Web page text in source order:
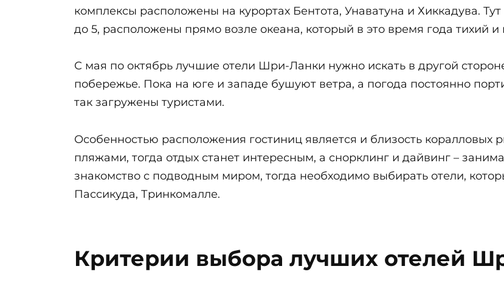
комплексы расположены на курортах Бентота, Унаватуна и Хиккадува.
до 5, расположены прямо возле океана, который в это время года тихий
С мая по октябрь лучшие отели Шри-Ланки нужно искать в другой
побережье. Пока на юге и западе бушуют ветра, а погода постоянно
так загружены туристами.
Особенностью расположения гостиниц является и близость коралловых
пляжами, тогда отдых станет интересным, а снорклинг и дайвинг –
знакомство с подводным миром, тогда необходимо выбирать отели,
Пассикуда, Тринкомалле.
Критерии выбора лучших отелей